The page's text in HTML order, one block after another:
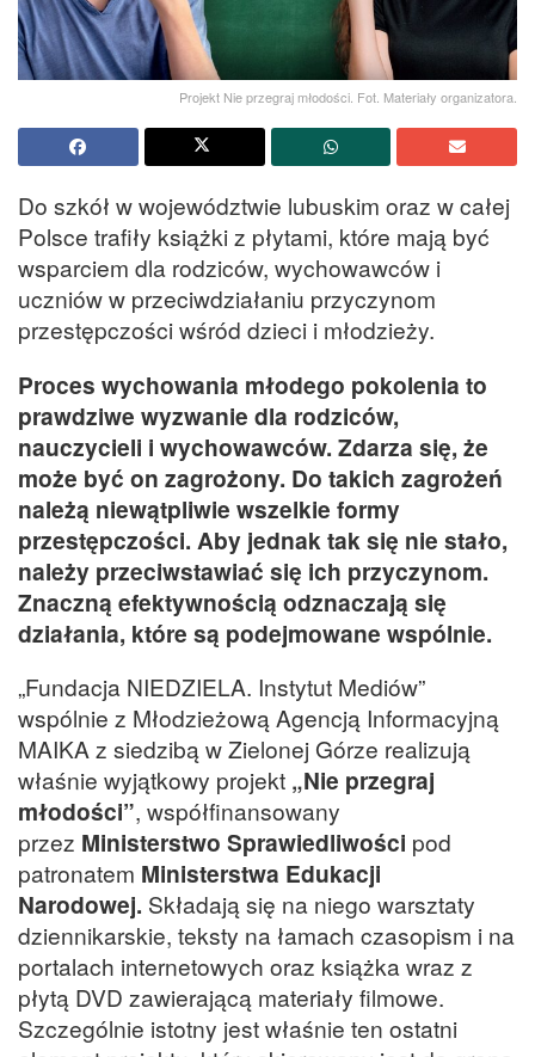
Projekt Nie przegraj młodości. Fot. Materiały organizatora.
Do szkół w województwie lubuskim oraz w całej
Polsce trafiły książki z płytami, które mają być
wsparciem dla rodziców, wychowawców i
uczniów w przeciwdziałaniu przyczynom
przestępczości wśród dzieci i młodzieży.
Proces wychowania młodego pokolenia to
prawdziwe wyzwanie dla rodziców,
nauczycieli i wychowawców. Zdarza się, że
może być on zagrożony. Do takich zagrożeń
należą niewątpliwie wszelkie formy
przestępczości. Aby jednak tak się nie stało,
należy przeciwstawiać się ich przyczynom.
Znaczną efektywnością odznaczają się
działania, które są podejmowane wspólnie.
„Fundacja NIEDZIELA. Instytut Mediów”
wspólnie z Młodzieżową Agencją Informacyjną
MAIKA z siedzibą w Zielonej Górze realizują
właśnie wyjątkowy projekt „Nie przegraj
młodości”, współfinansowany
przez Ministerstwo Sprawiedliwości pod
patronatem Ministerstwa Edukacji
Narodowej. Składają się na niego warsztaty
dziennikarskie, teksty na łamach czasopism i na
portalach internetowych oraz książka wraz z
płytą DVD zawierającą materiały filmowe.
Szczególnie istotny jest właśnie ten ostatni